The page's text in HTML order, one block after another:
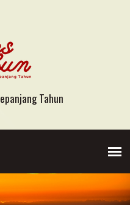
Tahun